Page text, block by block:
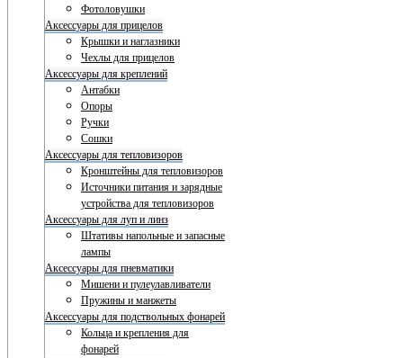
Фотоловушки
Аксессуары для прицелов
Крышки и наглазники
Чехлы для прицелов
Аксессуары для креплений
Антабки
Опоры
Ручки
Сошки
Аксессуары для тепловизоров
Кронштейны для тепловизоров
Источники питания и зарядные
устройства для тепловизоров
Аксессуары для луп и линз
Штативы напольные и запасные
лампы
Аксессуары для пневматики
Мишени и пулеулавливатели
Пружины и манжеты
Аксессуары для подствольных фонарей
Кольца и крепления для
фонарей